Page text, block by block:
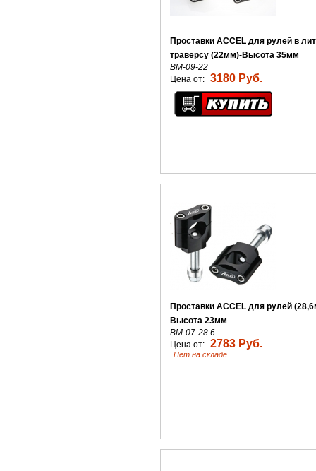
Проставки ACCEL для рулей в
траверсу (22мм)-Высота 35мм
BM-09-22
Цена от: 3180 Руб.
Проставки ACCEL для рулей
Высота 23мм
BM-07-28.6
Цена от: 2783 Руб.
Нет на складе